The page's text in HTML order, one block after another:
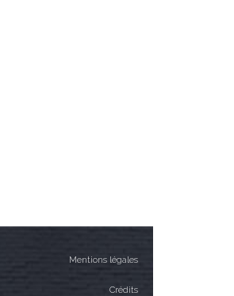
Mentions légales
Crédits